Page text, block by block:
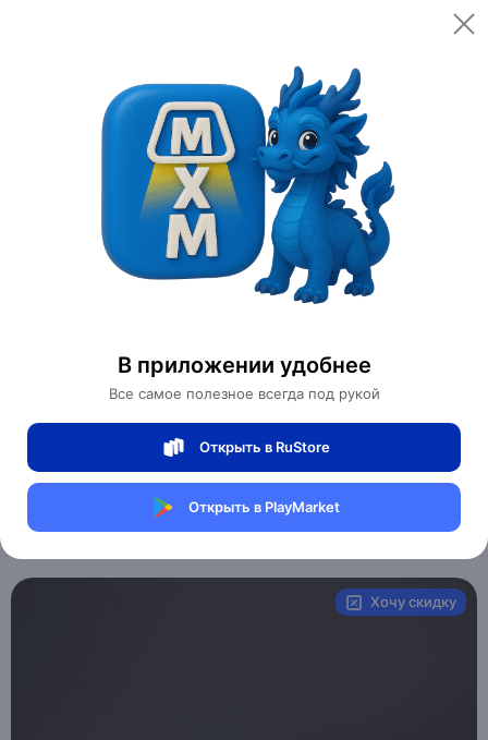
В приложении удобнее
Все самое полезное всегда под рукой
Открыть в RuStore
Открыть в PlayMarket
Открыть
Категории
Мебель для дома и офиса
Мебель для дома
Диван
Прямой диван Molly темный орех, кожа,
220*95*76 см
0 отзывов
Хочу скидку